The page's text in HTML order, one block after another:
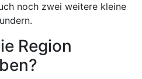
noch zwei weitere kleine
Region